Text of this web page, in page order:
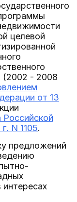
целевой
(2002 - 2008
от 13
Российской
N 1105.
предложений
интересах